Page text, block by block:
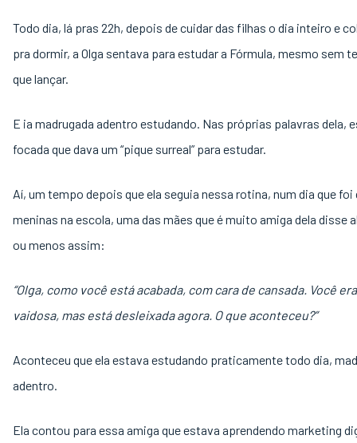
Todo dia, lá pras 22h, depois de cuidar das filhas o dia inteiro e
pra dormir, a Olga sentava para estudar a Fórmula, mesmo sem
que lançar.
E ia madrugada adentro estudando. Nas próprias palavras dela,
focada que dava um “pique surreal” para estudar.
Aí, um tempo depois que ela seguia nessa rotina, num dia que foi
meninas na escola, uma das mães que é muito amiga dela disse
ou menos assim:
“Olga, como você está acabada, com cara de cansada. Você
vaidosa, mas está desleixada agora. O que aconteceu?”
Aconteceu que ela estava estudando praticamente todo dia,
adentro.
Ela contou para essa amiga que estava aprendendo marketing